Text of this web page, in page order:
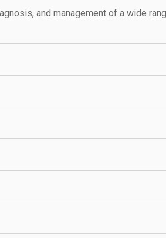
and management of a wide